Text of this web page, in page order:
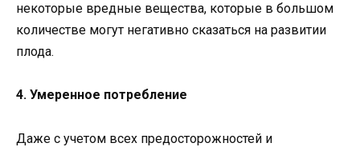
некоторые вредные вещества, которые в большом
количестве могут негативно сказаться на развитии
плода.
4. Умеренное потребление
Даже с учетом всех предосторожностей и